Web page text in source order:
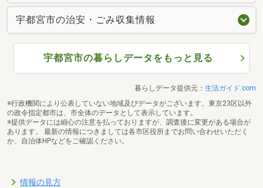
宇都宮市の治安・ごみ収集情報
宇都宮市の暮らしデータをもっと見る
暮らしデータ提供元： 生活ガイド.com
※行政機関により公表していない地域及びデータがございます。東京23区以外
の政令指定都市は、市全体のデータとして表示しています。
※提供データには細心の注意を払っておりますが、調査後に変更がある場合が
あります。 最新の情報につきましては各市区役所までお問い合わせいただく
か、自治体HPなどをご確認ください。
情報の見方